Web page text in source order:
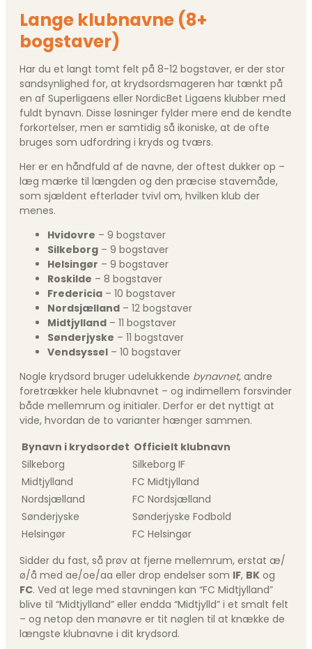
Lange klubnavne (8+
bogstaver)
Har du et langt tomt felt på 8-12 bogstaver, er der stor
sandsynlighed for, at krydsordsmageren har tænkt på
en af Superligaens eller NordicBet Ligaens klubber med
fuldt bynavn. Disse løsninger fylder mere end de kendte
forkortelser, men er samtidig så ikoniske, at de ofte
bruges som udfordring i kryds og tværs.
Her er en håndfuld af de navne, der oftest dukker op –
læg mærke til længden og den præcise stavemåde,
som sjældent efterlader tvivl om, hvilken klub der
menes.
Hvidovre – 9 bogstaver
Silkeborg – 9 bogstaver
Helsingør – 9 bogstaver
Roskilde – 8 bogstaver
Fredericia – 10 bogstaver
Nordsjælland – 12 bogstaver
Midtjylland – 11 bogstaver
Sønderjyske – 11 bogstaver
Vendsyssel – 10 bogstaver
Nogle krydsord bruger udelukkende bynavnet, andre
foretrækker hele klubnavnet – og indimellem forsvinder
både mellemrum og initialer. Derfor er det nyttigt at
vide, hvordan de to varianter hænger sammen.
Bynavn i krydsordet Officielt klubnavn
Silkeborg
Silkeborg IF
Midtjylland
FC Midtjylland
Nordsjælland
FC Nordsjælland
Sønderjyske
Sønderjyske Fodbold
Helsingør
FC Helsingør
Sidder du fast, så prøv at fjerne mellemrum, erstat æ/
ø/å med ae/oe/aa eller drop endelser som IF, BK og
FC. Ved at lege med stavningen kan “FC Midtjylland”
blive til “Midtjylland” eller endda “Midtjylld” i et smalt felt
– og netop den manøvre er tit nøglen til at knække de
længste klubnavne i dit krydsord.